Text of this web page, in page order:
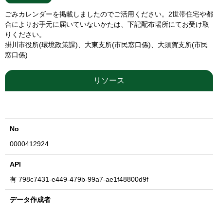
ごみカレンダーを掲載しましたのでご活用ください。2世帯住宅や都
合によりお手元に届いていないかたは、下記配布場所にてお受け取
りください。
掛川市役所(環境政策課)、大東支所(市民窓口係)、大須賀支所(市民
窓口係)
リソース
No
0000412924
API
有 798c7431-e449-479b-99a7-ae1f48800d9f
データ作成者